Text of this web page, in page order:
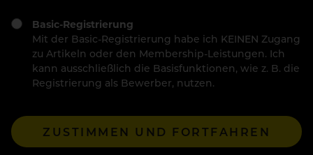
Basic-Registrierung
Mit der Basic-Registrierung habe ich KEINEN Zugang
zu Artikeln oder den Membership-Leistungen. Ich
kann ausschließlich die Basisfunktionen, wie z. B. die
Registrierung als Bewerber, nutzen.
ZUSTIMMEN UND FORTFAHREN